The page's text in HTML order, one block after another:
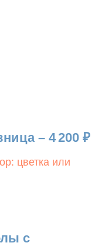
– 4 200 ₽
цветка или
с